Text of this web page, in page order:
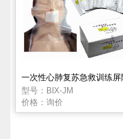
型号：BIX-JM
价格：询价